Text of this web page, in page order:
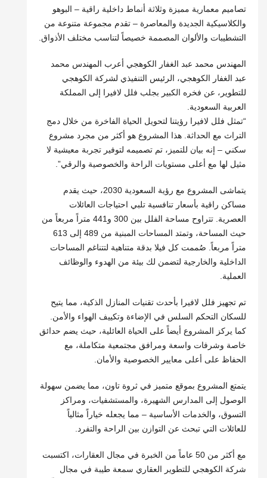
تصاميم معمارية مميزة وثلاثة أنماط داخلية راقية – البوهو
والكلاسيكية الجديدة والمعاصرة – تقدم مجموعة متنوعة من
التشطيبات والألوان المصممة خصيصاً لتناسب مختلف الأذواق.
المهندس محمد عبد الغفار الكوهجي أعرب المهندس محمد
عبد الغفار الكوهجي، الرئيس التنفيذي لشركة الكوهجي
للتطوير، عن فخره الكبير بجلب فلل لافيرا إلى المملكة
العربية السعودية.
“تمثل فلل لافيرا رؤيتنا لتحويل الحياة الفاخرة من خلال دمج
التراث مع الحداثة. هذا المشروع هو أكثر من مجرد مشروع
سكني – إنه بيان للتميز، تم تصميمه لتوفير تجربة معيشية لا
مثيل لها مع أعلى مستويات الراحة والخصوصية والرقي”.
يتماشى المشروع مع رؤية السعودية 2030، حيث يقدم
مساكن راقية بأسعار تنافسية تلبي احتياجات العائلات
العصرية. تتراوح مساحة الفلل بين 300 و441 متراً مربعاً من
حيث المساحة، وتمتد المساحات المبنية من 489 إلى 613
متراً مربعاً. صُممت كل فيلا بدقة متناهية لتتناغم المساحات
الداخلية والخارجية لتضمن لك بيئة من الهدوء والوظائف
العملية.
تم تجهيز فلل لافيرا بأحدث تقنيات المنازل الذكية، مما يتيح
للسكان التحكم السلس في الإضاءة وتكييف الهواء والأمن.
كما يركز المشروع أيضاً على الحياة العائلية، حيث يضم حدائق
خاصة وشرفات واسعة ومرافق مجتمعية متكاملة، مع
الحفاظ على أعلى معايير الخصوصية والأمان.
يتمتع المشروع بموقع متميز في ثروة تاون، مما يضمن سهولة
الوصول إلى المدارس الشهيرة، والمستشفيات، ومراكز
التسوق، والخدمات الأساسية – مما يجعله خياراً مثالياً
للعائلات التي تبحث عن التوازن بين الراحة والتفرد.
مع أكثر من 50 عاماً من الخبرة في مجال العقارات، اكتسبت
شركة الكوهجي للتطوير العقاري سمعة طيبة في مجال